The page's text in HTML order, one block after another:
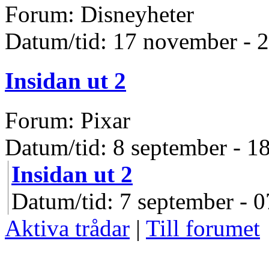
Forum: Disneyheter
Datum/tid: 17 november -
Insidan ut 2
Forum: Pixar
Datum/tid: 8 september -
Insidan ut 2
Datum/tid: 7 september -
Aktiva trådar | Till forumet